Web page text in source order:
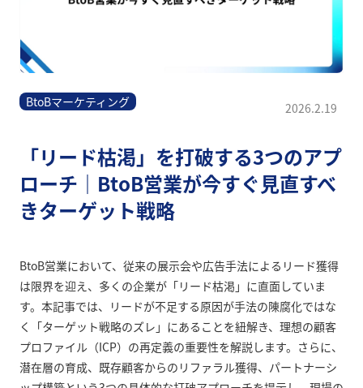
BtoBマーケティング 2026.2.19
「リード枯渇」を打破する3つのアプ
ローチ｜BtoB営業が今すぐ見直すべ
きターゲット戦略
BtoB営業において、従来の展示会や広告手法によるリード獲得
は限界を迎え、多くの企業が「リード枯渇」に直面していま
す。本記事では、リードが不足する原因が手法の陳腐化ではな
く「ターゲット戦略のズレ」にあることを紐解き、理想の顧客
プロファイル（ICP）の再定義の重要性を解説します。さらに、
潜在層の育成、既存顧客からのリファラル獲得、パートナーシ